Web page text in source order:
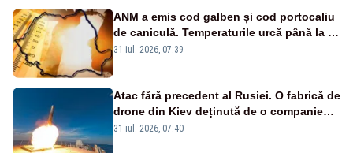
ANM a emis cod galben și cod portocaliu
de caniculă. Temperaturile urcă până la 38
de grade, iar nopțile devin tropicale
31 iul. 2026, 07:39
Atac fără precedent al Rusiei. O fabrică de
drone din Kiev deținută de o companie
americană, distrusă de o rachetă
31 iul. 2026, 07:40